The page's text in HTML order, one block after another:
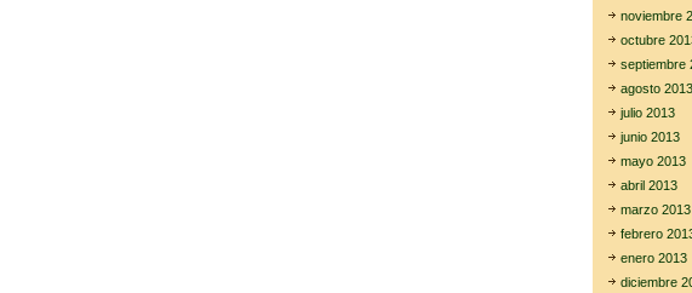
noviembre
octubre
septiembre
agosto 2013
julio 2013
junio 2013
mayo 2013
abril 2013
marzo 2013
febrero
enero 2013
diciembre